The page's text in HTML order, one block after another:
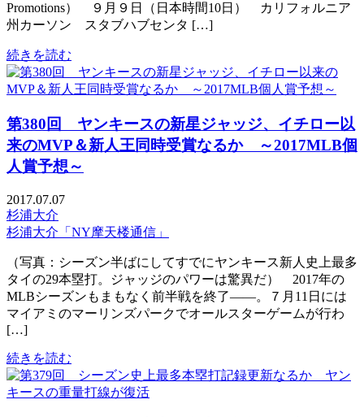
Promotions） ９月９日（日本時間10日） カリフォルニア
州カーソン スタブハブセンタ […]
続きを読む
第380回 ヤンキースの新星ジャッジ、イチロー以
来のMVP＆新人王同時受賞なるか ～2017MLB個
人賞予想～
2017.07.07
杉浦大介
杉浦大介「NY摩天楼通信」
（写真：シーズン半ばにしてすでにヤンキース新人史上最多
タイの29本塁打。ジャッジのパワーは驚異だ） 2017年の
MLBシーズンもまもなく前半戦を終了——。７月11日には
マイアミのマーリンズパークでオールスターゲームが行わ
[…]
続きを読む